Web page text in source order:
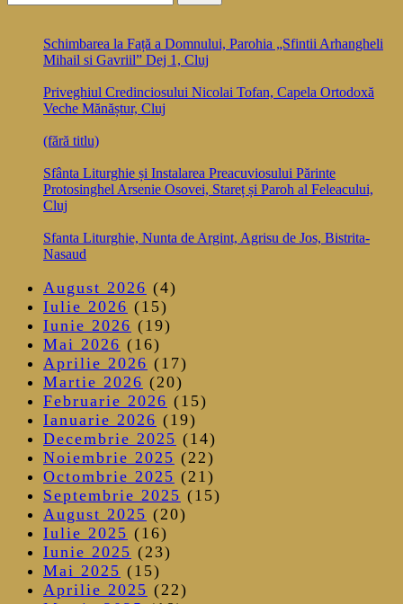
articole
după:
Schimbarea la Față a Domnului, Parohia „Sfintii Arhangheli
Mihail si Gavriil” Dej 1, Cluj
Priveghiul Credinciosului Nicolai Tofan, Capela Ortodoxă
Veche Mănăștur, Cluj
(fără titlu)
Sfânta Liturghie și Instalarea Preacuviosului Părinte
Protosinghel Arsenie Osovei, Stareț și Paroh al Feleacului,
Cluj
Sfanta Liturghie, Nunta de Argint, Agrisu de Jos, Bistrita-
Nasaud
August 2026 (4)
Iulie 2026 (15)
Iunie 2026 (19)
Mai 2026 (16)
Aprilie 2026 (17)
Martie 2026 (20)
Februarie 2026 (15)
Ianuarie 2026 (19)
Decembrie 2025 (14)
Noiembrie 2025 (22)
Octombrie 2025 (21)
Septembrie 2025 (15)
August 2025 (20)
Iulie 2025 (16)
Iunie 2025 (23)
Mai 2025 (15)
Aprilie 2025 (22)